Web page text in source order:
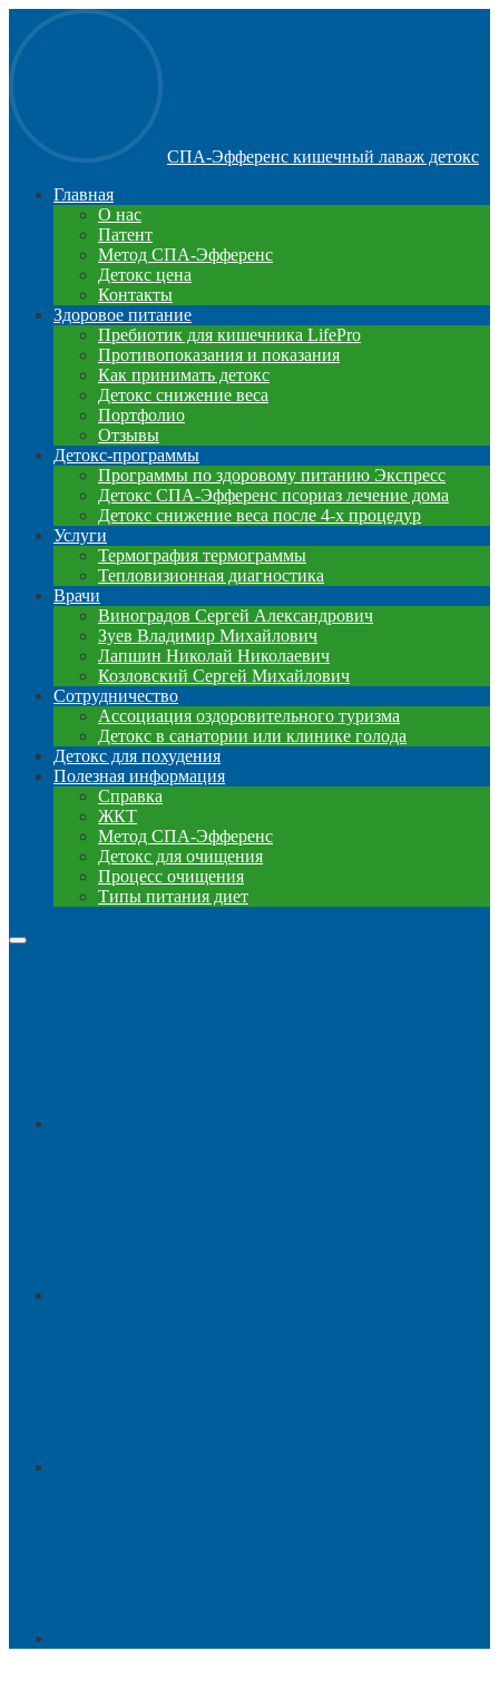
СПА-Эфференс кишечный лаваж детокс
Главная
О нас
Патент
Метод СПА-Эфференс
Детокс цена
Контакты
Здоровое питание
Пребиотик для кишечника LifePro
Противопоказания и показания
Как принимать детокс
Детокс снижение веса
Портфолио
Отзывы
Детокс-программы
Программы по здоровому питанию Экспресс
Детокс СПА-Эфференс псориаз лечение дома
Детокс снижение веса после 4-х процедур
Услуги
Термография термограммы
Тепловизионная диагностика
Врачи
Виноградов Сергей Александрович
Зуев Владимир Михайлович
Лапшин Николай Николаевич
Козловский Сергей Михайлович
Сотрудничество
Ассоциация оздоровительного туризма
Детокс в санатории или клинике голода
Детокс для похудения
Полезная информация
Справка
ЖКТ
Метод СПА-Эфференс
Детокс для очищения
Процесс очищения
Типы питания диет